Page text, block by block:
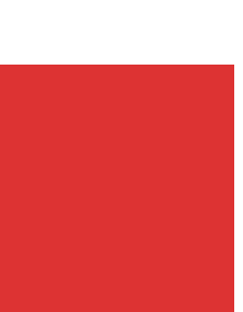
BERITA